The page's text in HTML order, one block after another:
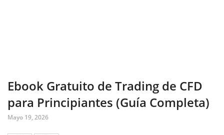
Ebook Gratuito de Trading de CFD
para Principiantes (Guía Completa)
Mayo 19, 2026